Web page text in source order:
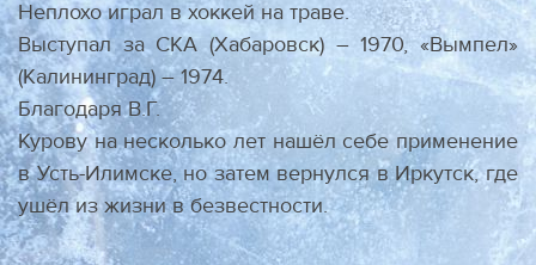
Неплохо играл в хоккей на траве.
Выступал за СКА (Хабаровск) – 1970, «Вымпел»
(Калининград) – 1974.
Благодаря В.Г.
Курову на несколько лет нашёл себе применение
в Усть-Илимске, но затем вернулся в Иркутск, где
ушёл из жизни в безвестности.